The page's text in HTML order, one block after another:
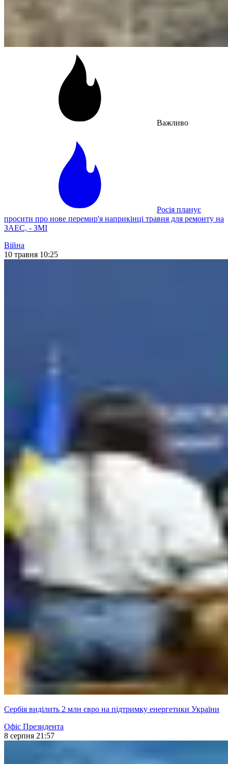
Важливо
Росія планує
просити про нове перемир'я наприкінці травня для ремонту на
ЗАЕС, - ЗМІ
Війна
10 травня 10:25
Сербія виділить 2 млн євро на підтримку енергетики України
Офіс Президента
8 серпня 21:57